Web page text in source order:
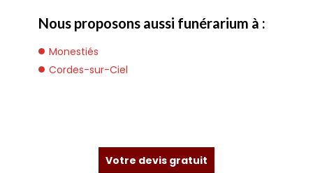
Nous proposons aussi funérarium à :
Monestiés
Cordes-sur-Ciel
Votre devis gratuit